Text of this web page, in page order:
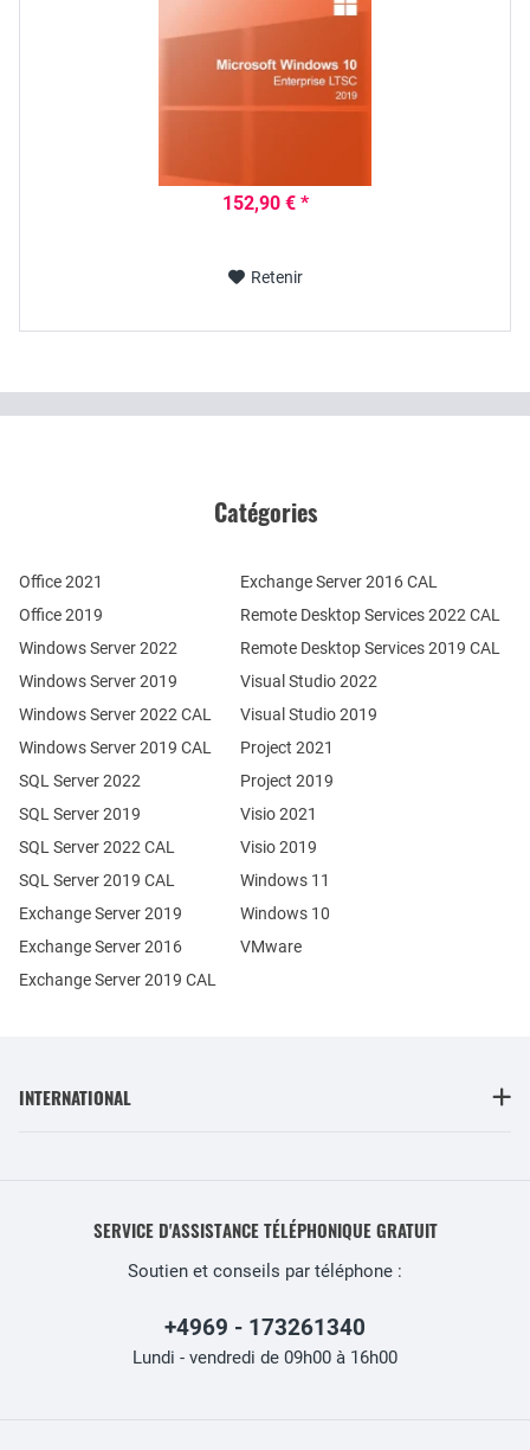
152,90 € *
Retenir
Catégories
Office 2021
Office 2019
Windows Server 2022
Windows Server 2019
Exchange Server 2019
Exchange Server 2016
SQL Server 2022
SQL Server 2019
Windows Server 2022 CAL
Windows Server 2019 CAL
SQL Server 2022 CAL
SQL Server 2019 CAL
Remote Desktop Services 2022 CAL
Remote Desktop Services 2019 CAL
Exchange Server 2019 CAL
Exchange Server 2016 CAL
Visual Studio 2022
Visual Studio 2019
Project 2021
Project 2019
Visio 2021
Visio 2019
Windows 11
Windows 10
VMware
INTERNATIONAL
SERVICE D'ASSISTANCE TÉLÉPHONIQUE GRATUIT
Soutien et conseils par téléphone :
+4969 - 173261340
Lundi - vendredi de 09h00 à 16h00